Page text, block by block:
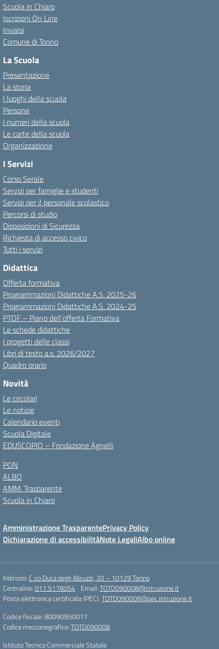
Scuola in Chiaro
Iscrizioni On Line
Invalsi
Comune di Torino
La Scuola
Presentazione
La storia
I luoghi della scuola
Persone
I numeri della scuola
Le carte della scuola
Organizzazione
I Servizi
Corso Serale
Servizi per famiglie e studenti
Servizi per il personale scolastico
Percorsi di studio
Disposizioni di Sicurezza
Richiesta di accesso civico
Tutti i servizi
Didattica
Offerta formativa
Programmazioni Didattiche A.S. 2025-26
Programmazioni Didattiche A.S. 2024-25
PTOF – Piano dell’offerta Formativa
Le schede didattiche
I progetti delle classi
Libri di testo a.s. 2026/2027
Quadro orario
Novità
Le circolari
Le notizie
Calendario eventi
Scuola Digitale
EDUSCOPIO – Fondazione Agnelli
PON
ALBO
AMM. Trasparente
Scuola in Chiaro
Amministrazione TrasparentePrivacy Policy
Dichiarazione di accessibilitàNote LegaliAlbo online
Indirizzo: C.so Duca degli Abruzzi, 20 – 10129 Torino
Centralino:011.5178054 Email:TOTD090008@istruzione.it
Posta elettronica certificata (PEC):TOTD090008@pec.istruzione.it
Codice fiscale: 80090950017
Codice meccanografico:TOTD090008
Istituto Tecnico Commerciale Statale